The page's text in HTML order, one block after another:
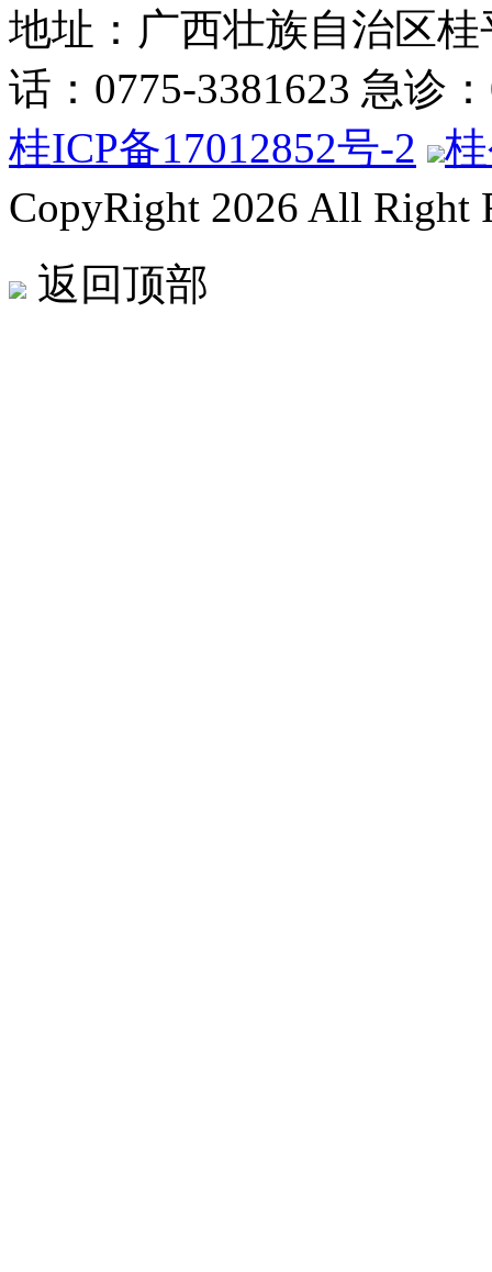
地址：广西壮族自治区
话：0775-3381623 急诊
桂ICP备17012852号-2
CopyRight 2026 All Right
返回顶部